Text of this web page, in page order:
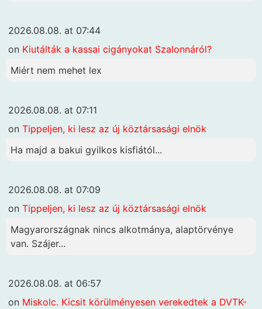
2026.08.08. at 07:44
on Kiutálták a kassai cigányokat Szalonnáról?
Miért nem mehet lex
2026.08.08. at 07:11
on Tippeljen, ki lesz az új köztársasági elnök
Ha majd a bakui gyilkos kisfiától...
2026.08.08. at 07:09
on Tippeljen, ki lesz az új köztársasági elnök
Magyarországnak nincs alkotmánya, alaptörvénye
van. Szájer...
2026.08.08. at 06:57
on Miskolc. Kicsit körülményesen verekedtek a DVTK-